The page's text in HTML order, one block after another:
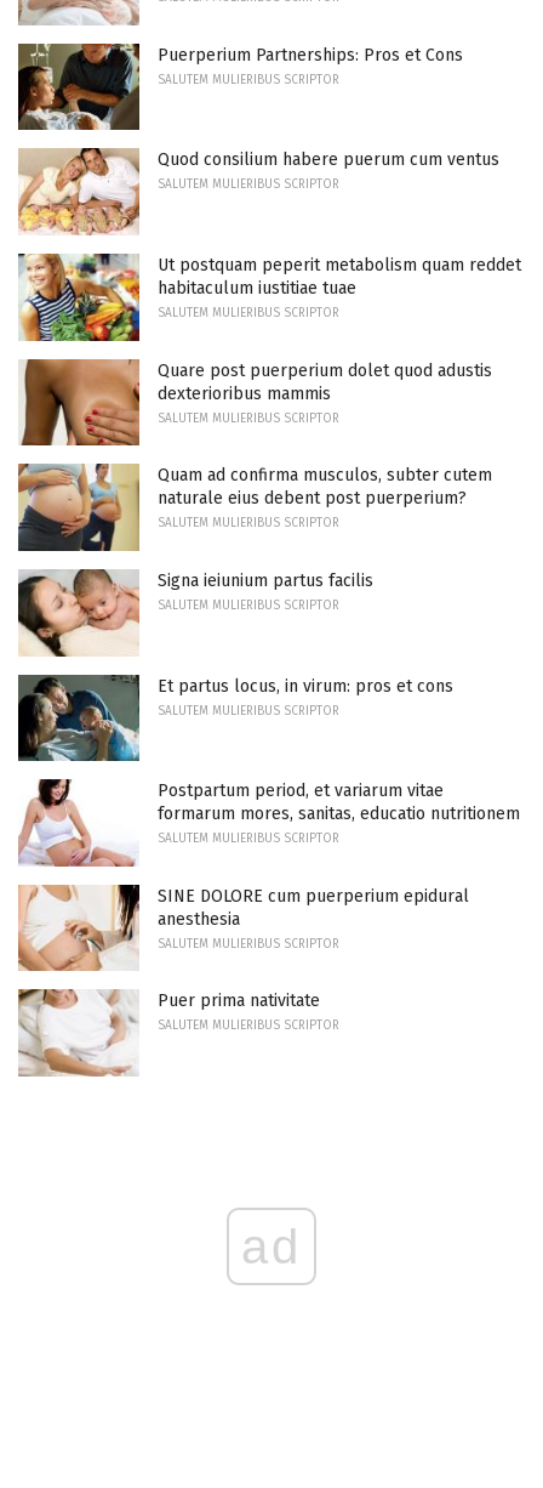
Puerperium Partnerships: Pros et Cons
SALUTEM MULIERIBUS SCRIPTOR
Quod consilium habere puerum cum ventus
SALUTEM MULIERIBUS SCRIPTOR
Ut postquam peperit metabolism quam reddet
habitaculum iustitiae tuae
SALUTEM MULIERIBUS SCRIPTOR
Quare post puerperium dolet quod adustis
dexterioribus mammis
SALUTEM MULIERIBUS SCRIPTOR
Quam ad confirma musculos, subter cutem
naturale eius debent post puerperium?
SALUTEM MULIERIBUS SCRIPTOR
Signa ieiunium partus facilis
SALUTEM MULIERIBUS SCRIPTOR
Et partus locus, in virum: pros et cons
SALUTEM MULIERIBUS SCRIPTOR
Postpartum period, et variarum vitae
formarum mores, sanitas, educatio nutritionem
SALUTEM MULIERIBUS SCRIPTOR
SINE DOLORE cum puerperium epidural
anesthesia
SALUTEM MULIERIBUS SCRIPTOR
Puer prima nativitate
SALUTEM MULIERIBUS SCRIPTOR
ad